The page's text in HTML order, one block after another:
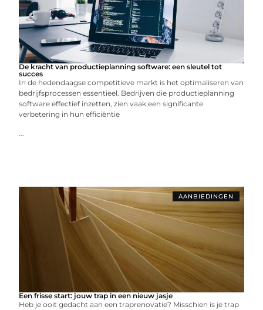
De kracht van productieplanning software: een sleutel tot
succes
In de hedendaagse competitieve markt is het optimaliseren van
bedrijfsprocessen essentieel. Bedrijven die productieplanning
software effectief inzetten, zien vaak een significante
verbetering in hun efficiëntie
...
AANBIEDINGEN
Een frisse start: jouw trap in een nieuw jasje
Heb je ooit gedacht aan een traprenovatie? Misschien is je trap